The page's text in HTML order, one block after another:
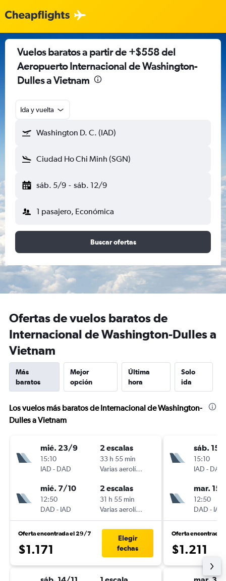
Vuelos baratos a partir de +$558 del
Aeropuerto Internacional de Washington-
Dulles a Vietnam
Ida y vuelta
Washington D. C. (IAD)
Ciudad Ho Chi Minh (SGN)
sáb. 5/9 - sáb. 12/9
1 pasajero, Económica
Buscar ofertas
Ofertas de vuelos baratos de
Internacional de Washington-Dulles a
Vietnam
Más
baratos
Mejor
opción
Última
hora
Solo
ida
Los vuelos más baratos de Internacional de Washington-
Dulles a Vietnam
mié. 23/9
15:10
IAD - DAD
2 escalas
33 h 55 min
Varias aerolíneas
mié. 7/10
12:50
DAD - IAD
2 escalas
31 h 55 min
Varias aerolíneas
Oferta encontrada el 29/7
$1.171
Elegir
fechas
sáb. 15/
15:10
IAD - DAD
mar.
12:50
DAD - IAD
Oferta encontrada
$1.211